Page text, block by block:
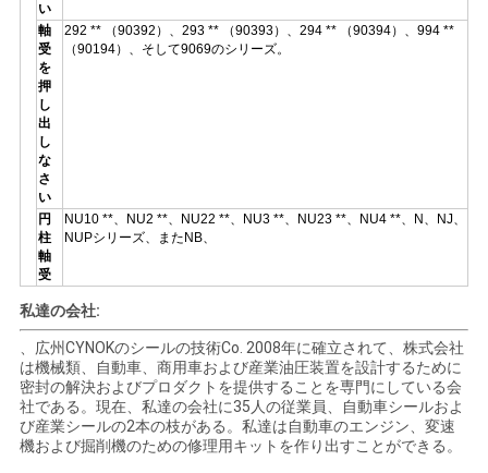
い
軸
受
を
押
し
出
し
な
さ
い
292 ** （90392）、293 ** （90393）、294 ** （90394）、994 **
（90194）、そして9069のシリーズ。
円
柱
軸
受
NU10 **、NU2 **、NU22 **、NU3 **、NU23 **、NU4 **、N、NJ、
NUPシリーズ、またNB、
私達の会社:
、広州CYNOKのシールの技術Co. 2008年に確立されて、株式会社
は機械類、自動車、商用車および産業油圧装置を設計するために
密封の解決およびプロダクトを提供することを専門にしている会
社である。現在、私達の会社に35人の従業員、自動車シールおよ
び産業シールの2本の枝がある。私達は自動車のエンジン、変速
機および掘削機のための修理用キットを作り出すことができる。